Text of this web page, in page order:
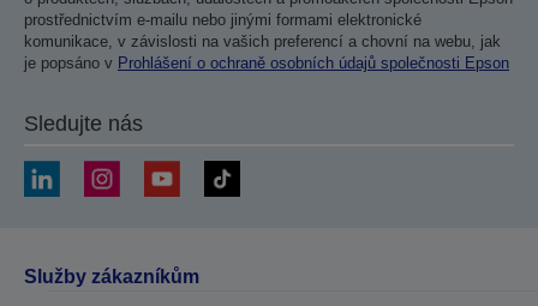
prostřednictvím e-mailu nebo jinými formami elektronické
komunikace, v závislosti na vašich preferencí a chovní na webu, jak
je popsáno v Prohlášení o ochraně osobních údajů společnosti Epson
Sledujte nás
Služby zákazníkům